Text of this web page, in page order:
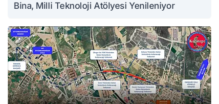
Bina, Milli Teknoloji Atölyesi Yenileniyor